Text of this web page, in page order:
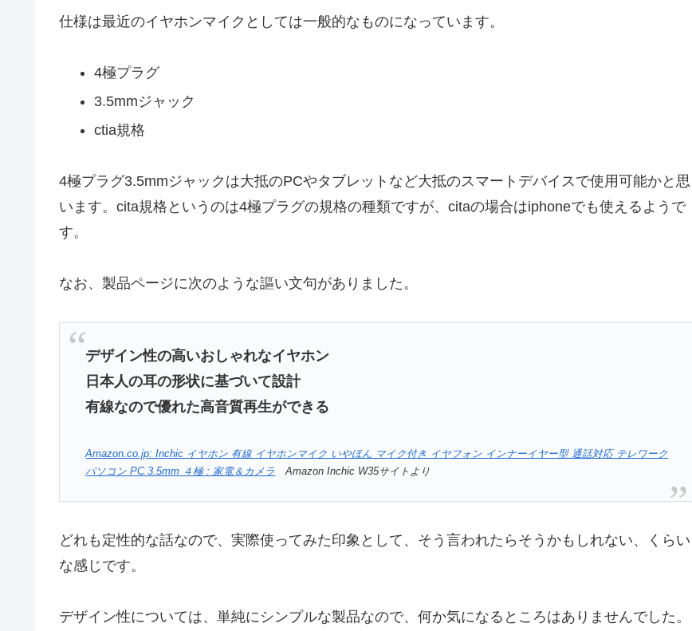
仕様は最近のイヤホンマイクとしては一般的なものになっています。
4極プラグ
3.5mmジャック
ctia規格
4極プラグ3.5mmジャックは大抵のPCやタブレットなど大抵のスマートデバイスで使用可能かと思
います。cita規格というのは4極プラグの規格の種類ですが、citaの場合はiphoneでも使えるようで
す。
なお、製品ページに次のような謳い文句がありました。
デザイン性の高いおしゃれなイヤホン
日本人の耳の形状に基づいて設計
有線なので優れた高音質再生ができる
Amazon.co.jp: Inchic イヤホン 有線 イヤホンマイク いやほん マイク付き イヤフォン インナーイヤー型 通話対応 テレワーク
パソコン PC 3.5mm ４極 : 家電＆カメラ Amazon Inchic W35サイトより
どれも定性的な話なので、実際使ってみた印象として、そう言われたらそうかもしれない、くらい
な感じです。
デザイン性については、単純にシンプルな製品なので、何か気になるところはありませんでした。